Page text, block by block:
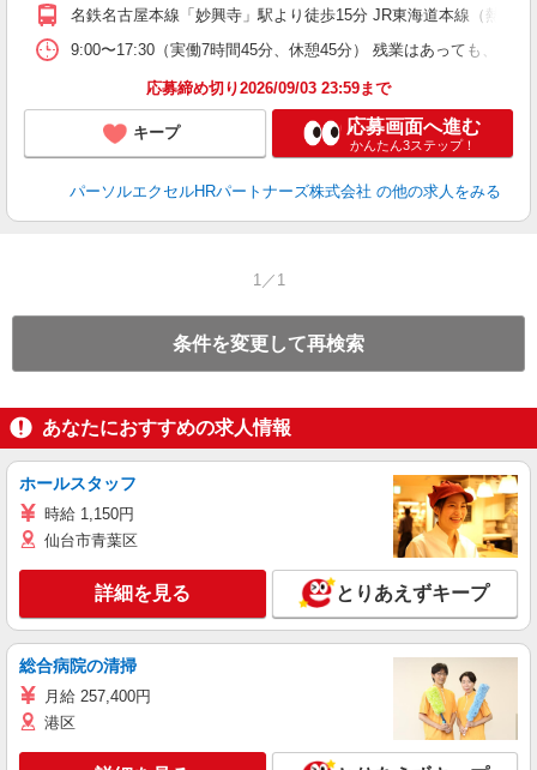
名鉄名古屋本線「妙興寺」駅より徒歩15分 JR東海道本線（熱海
9:00〜17:30（実働7時間45分、休憩45分） 残業はあっても、
応募締め切り2026/09/03 23:59まで
キープ 応募画面へ進む
かんたん3ステップ！
パーソルエクセルHRパートナーズ株式会社 の他の求人をみる
1／1
条件を変更して再検索
あなたにおすすめの求人情報
ホールスタッフ
時給 1,150円
仙台市青葉区
詳細を見る とりあえずキープ
総合病院の清掃
月給 257,400円
港区